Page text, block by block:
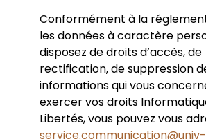
Conformément à la
les données à caractère
disposez de droits d’accès, de
rectification, de suppression
informations qui vous
exercer vos droits
Libertés, vous pouvez vous